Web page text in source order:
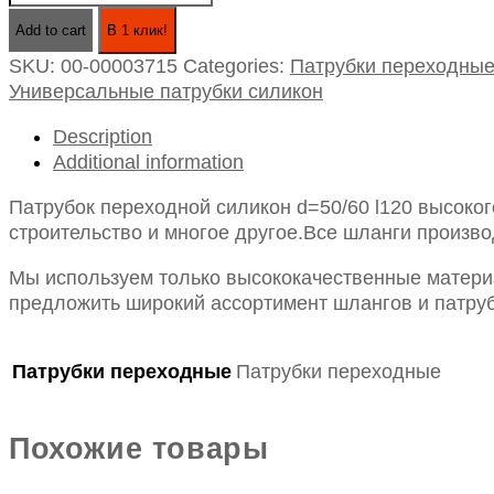
d=50/60
l120
Add to cart В 1 клик!
SKU: 00-00003715 Categories: Патрубки переходные
Универсальные патрубки силикон
Description
Additional information
Патрубок переходной силикон d=50/60 l120
строительство и многое другое.Все шланги
Мы используем только высококачественные
предложить широкий ассортимент шлангов и
Патрубки переходные Патрубки переходные
Похожие товары